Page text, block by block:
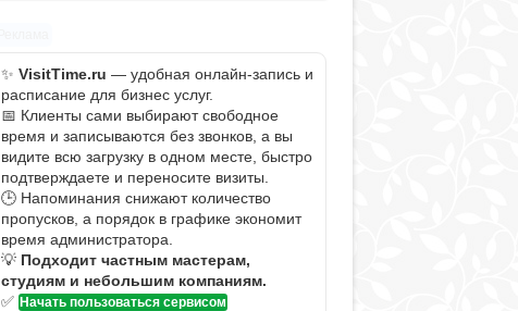
✨ VisitTime.ru — удобная онлайн-запись и
расписание для бизнес услуг.
📅 Клиенты сами выбирают свободное
время и записываются без звонков, а вы
видите всю загрузку в одном месте, быстро
подтверждаете и переносите визиты.
🕒 Напоминания снижают количество
пропусков, а порядок в графике экономит
время администратора.
💡 Подходит частным мастерам,
студиям и небольшим компаниям.
✅ Начать пользоваться сервисом